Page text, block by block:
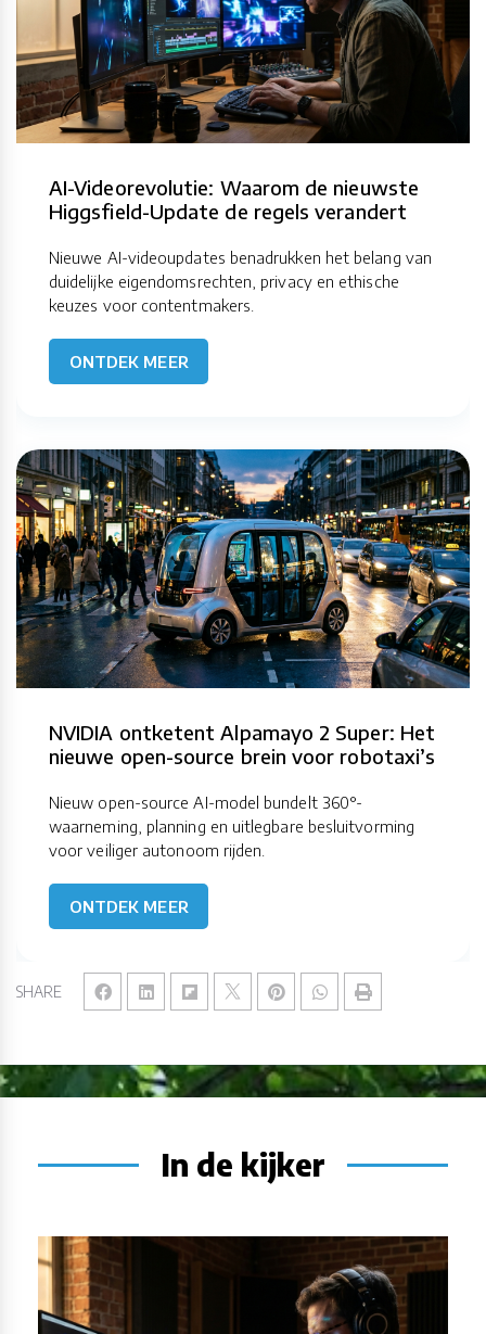
SHARE
AI-Videorevolutie: Waarom de nieuwste
Higgsfield-Update de regels verandert
Nieuwe AI-videoupdates benadrukken het belang van
duidelijke eigendomsrechten, privacy en ethische
keuzes voor contentmakers.
ONTDEK MEER
NVIDIA ontketent Alpamayo 2 Super: Het
nieuwe open-source brein voor robotaxi’s
Nieuw open-source AI-model bundelt 360°-
waarneming, planning en uitlegbare besluitvorming
voor veiliger autonoom rijden.
ONTDEK MEER
In de kijker